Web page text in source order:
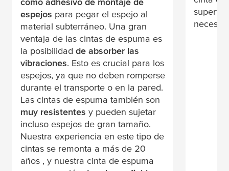
espejos para pegar el espejo al
material subterráneo. Una gran
ventaja de las cintas de espuma es
la posibilidad de absorber las
vibraciones. Esto es crucial para los
espejos, ya que no deben romperse
durante el transporte o en la pared.
Las cintas de espuma también son
muy resistentes y pueden sujetar
incluso espejos de gran tamaño.
Nuestra experiencia en este tipo de
cintas se remonta a más de 20
años , y nuestra cinta de espuma